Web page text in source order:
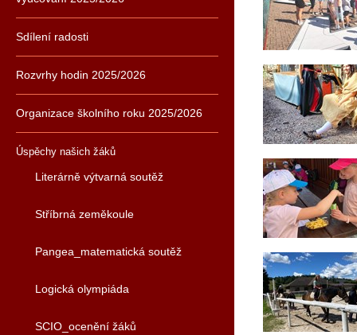
Sdílení radosti
Rozvrhy hodin 2025/2026
Organizace školního roku 2025/2026
Úspěchy našich žáků
Literárně výtvarná soutěž
Stříbrná zeměkoule
Pangea_matematická soutěž
Logická olympiáda
SCIO_ocenění žáků